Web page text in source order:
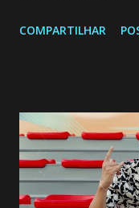
a Programação
confessa a Gabriel
pessoa que ela tanto
entra no quarto de
encontro deles,
COMPARTILHAR